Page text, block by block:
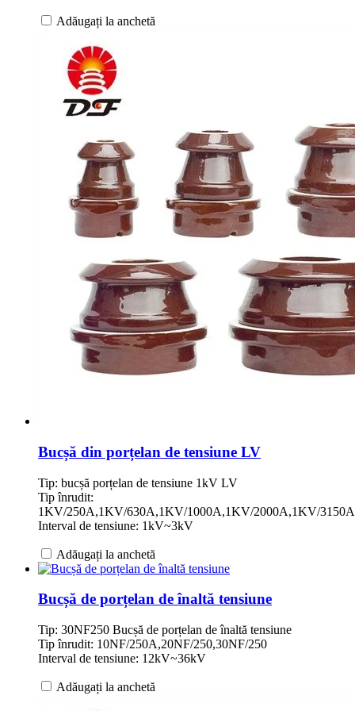
Adăugați la anchetă
Bucșă din porțelan de tensiune LV
Tip: bucșă porțelan de tensiune 1kV LV
Tip înrudit:
1KV/250A,1KV/630A,1KV/1000A,1KV/2000A,1KV/
Interval de tensiune: 1kV~3kV
Adăugați la anchetă
Bucșă de porțelan de înaltă tensiune
Tip: 30NF250 Bucșă de porțelan de înaltă tensiune
Tip înrudit: 10NF/250A,20NF/250,30NF/250
Interval de tensiune: 12kV~36kV
Adăugați la anchetă